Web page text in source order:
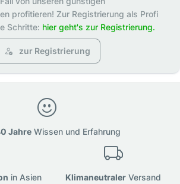
profitieren! Zur Registrierung als Profi
Schritte: hier geht's zur Registrierung.
zur Registrierung
JahreWissen und Erfahrung
in Asien Klimaneutraler Versand